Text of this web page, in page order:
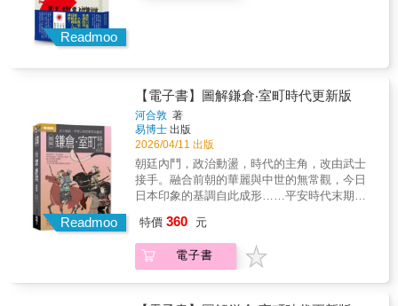
德主張無條件投降；陸軍大臣阿南惟幾與參謀
總長梅津美治郎則堅持維護國體。隨著廣島、
長崎遭原爆及蘇聯參戰，日本陷入絕境，最終
只能請昭和天皇做出「聖斷」，但反對投降的
軍方勢力也開始暗中策劃政變。在昭和天皇決
定接受《波茨坦宣言》並錄製〈終戰詔書〉
後，部分主張「本土決戰」軍官企圖發動政
變，深夜的宮城內展開了圍繞終戰的最後攻
防。本書特色1. 庶民視角、精準與細膩的分
眾在戰爭中的處境，以庶民視角記錄這即將投
降前夕一般民眾的犠牲，重新繪畫多場重要戰
役，記錄多項較少被提及的戰爭期間的重要事
口水戰與民族主義，改以深入淺出的敘事筆
高潮迭起的歷史現場。我們不只能走入歷史人
物的內心世界，還能藉由作者的跨國視角綜觀
全局，看看是誰在審判誰，如何審判，為何有
罪，同時也理解這段歷史如何至今仍糾纏著臺
灣在內的東亞社會。
模仿東漢經學理論而來的人為歷史？ ■《日本
書紀》的政治目的是什麼？為何它能夠正當化
日本國的統一？ ■「日語」如何催生民族認
同？漢字借用與《萬葉集》如何把多元族群變
成了「日本人」？重要閱讀價值──1. 解構皇室
起源神話，挑戰「萬世一系」的傳統認知。2.
建立東亞整體史觀，不再孤立看待日本，而是
將其放在東亞變局與國際貿易網絡的宏觀位
置。3. 理解國家認同的政治學，深入解釋「國
際博弈中確立國家主權。4. 破解古史與民族迷
思，要求讀者打破對史書文字的盲信，從敘事
動機與時代背景中找尋歷史真相。在岡田英弘
柳田的構想中，台灣、琉球與南方島嶼並非孤
不可或缺的中間地帶。《海上之道》並不給出
定論，而是持續展開的提問：關於日本人從何
而來，關於島嶼文化如何形成，以及人們是否
能以不同的方式理解過去。在今日的學術視角
下，書中部分推論或許已被修正，但它保留了
一種尚未被定形的思考狀態，一種試圖從零開
始理解的嘗試。當人們重新面向海洋，這本書
作，提供了理解日本文化的多重入口】讀《日
本的傳說》，我們看見的是日本人如何將共同
的記憶與恐懼，凝縮為一個個反覆流傳的故事
Readmoo
Readmoo
【電子書】圖解鎌倉‧室町時代更新版
河合敦 著
易博士 出版
2026/04/11 出版
朝廷內鬥，政治動盪，時代的主角，改由武士
接手。融合前朝的華麗與中世的無常觀，今日
日本印象的基調自此成形……平安時代末期，
地位上升，後來甚至權力凌駕於貴族之上，自
此拉開武家政權的序幕。雖然是武家政權，但
鎌倉幕府時代的文學、藝術、建築、宗教等各
特價 360 元
電子書